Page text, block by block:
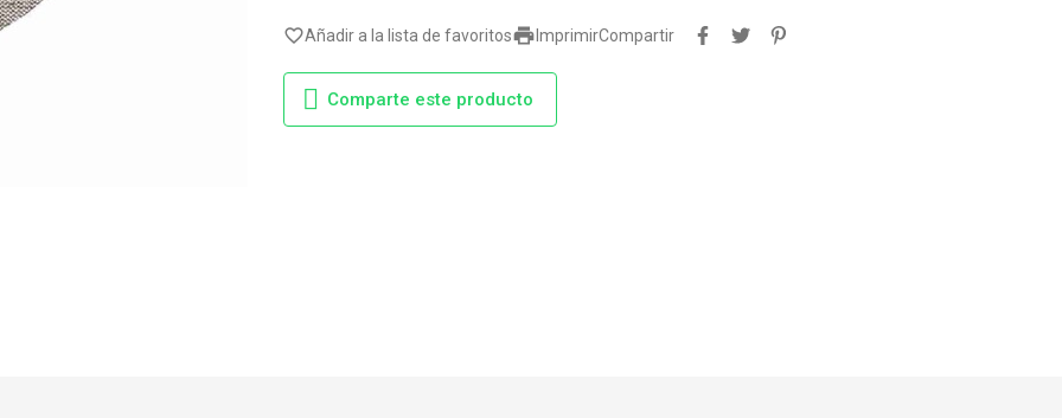
 Imprimir
favorite_borderAñadir a la lista de favoritos Compartir
Comparte este producto